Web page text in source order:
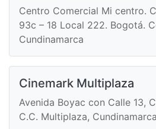
Centro Comercial Mi centro.
93c – 18 Local 222. Bogotá.
Cundinamarca
Cinemark Multiplaza
Avenida Boyac con Calle 13,
C.C. Multiplaza, Cundinamarca